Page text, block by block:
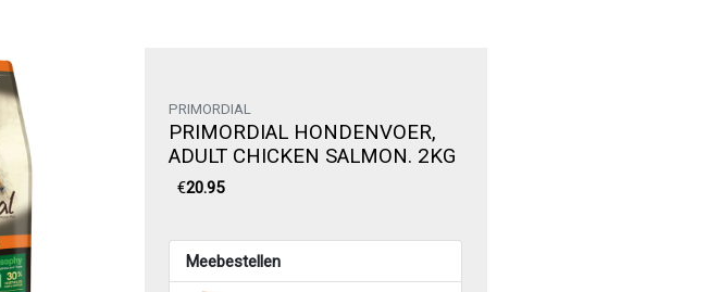
PRIMORDIAL
PRIMORDIAL HONDENVOER,
ADULT CHICKEN SALMON. 2KG
€20.95
Meebestellen